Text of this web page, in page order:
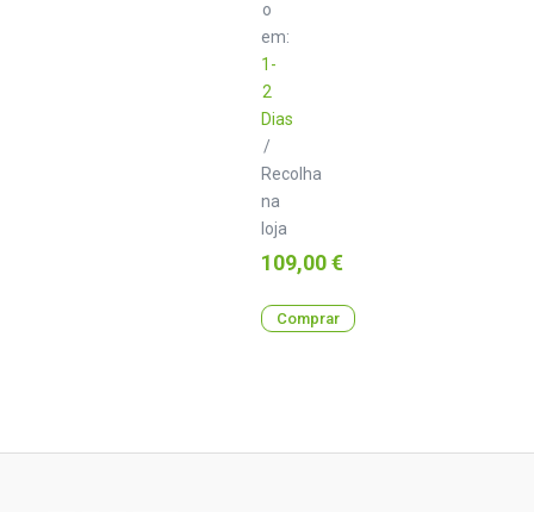
o
em:
1-
2
Dias
/
Recolha
na
loja
Preço
109,00 €
Comprar